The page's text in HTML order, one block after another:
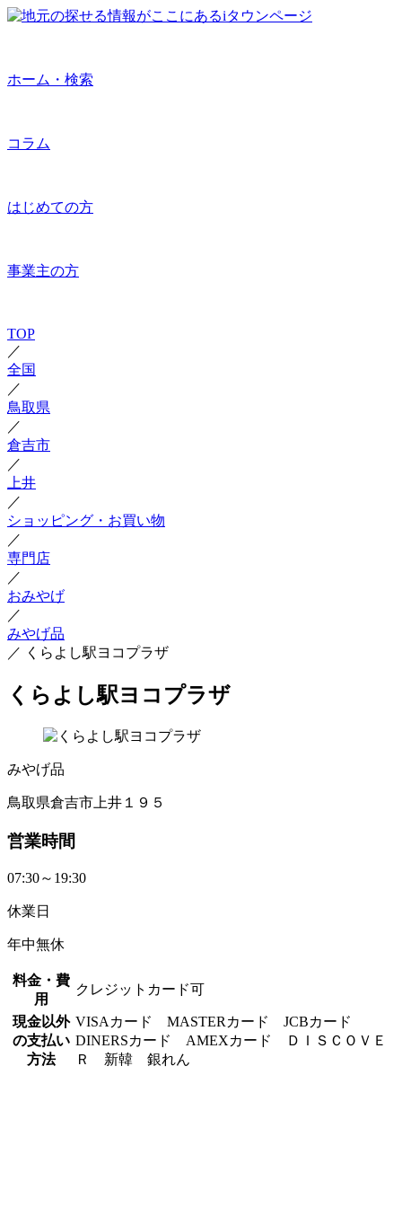
ホーム・検索
コラム
はじめての方
事業主の方
TOP
／
全国
／
鳥取県
／
倉吉市
／
上井
／
ショッピング・お買い物
／
専門店
／
おみやげ
／
みやげ品
／ くらよし駅ヨコプラザ
くらよし駅ヨコプラザ
みやげ品
鳥取県倉吉市上井１９５
営業時間
07:30～19:30
休業日
年中無休
料金・費
用
クレジットカード可
現金以外
の支払い
方法
VISAカード MASTERカード JCBカード
DINERSカード AMEXカード ＤＩＳＣＯＶＥ
Ｒ 新韓 銀れん